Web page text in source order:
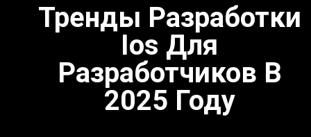
Тренды Разработки
Ios Для
Разработчиков В
2025 Году